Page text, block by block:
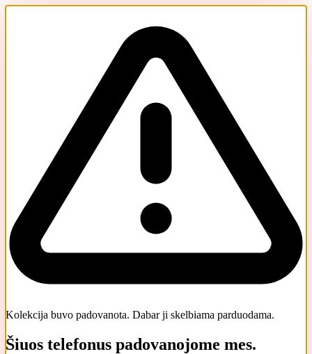
Kolekcija buvo padovanota. Dabar ji skelbiama parduodama.
Šiuos telefonus padovanojome mes.